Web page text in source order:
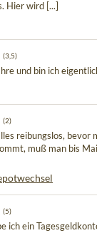
Hier wird [...]
(3,5)
und bin ich
(2)
reibungslos, bevor
muß man bis
(5)
ich ein